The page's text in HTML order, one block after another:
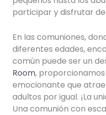
participar y disfrutar
En las comuniones,
diferentes edades,
común puede ser un
Room,
emocionante que
adultos por igual. ¡La
Una comunión con